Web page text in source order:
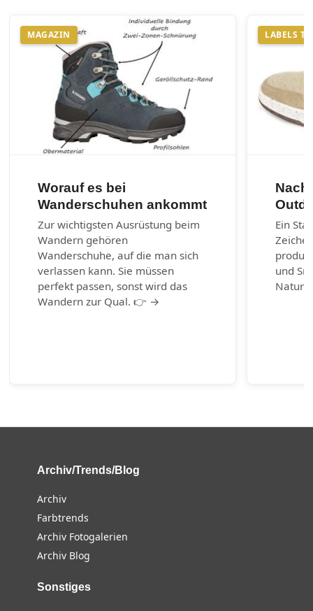
MAGAZIN
Worauf es bei
Wanderschuhen ankommt
Zur wichtigsten Ausrüstung beim
Wandern gehören
Wanderschuhe, auf die man sich
verlassen kann. Sie müssen
perfekt passen, sonst wird das
Wandern zur Qual. 👉 →
LABELS
Ein
und
Archiv/Trends/Blog
Archiv
Farbtrends
Archiv Fotogalerien
Archiv Blog
Sonstiges